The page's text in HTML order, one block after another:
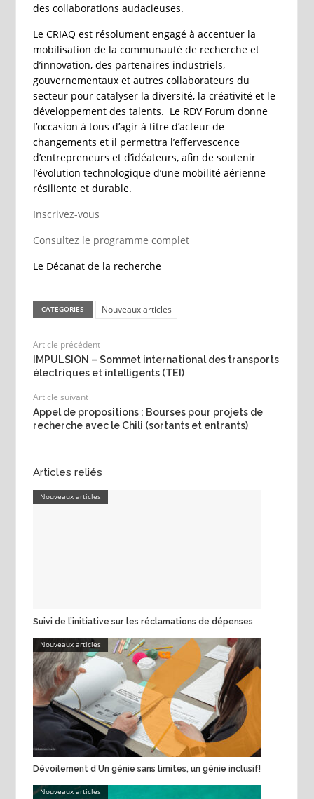
des collaborations audacieuses.
Le CRIAQ est résolument engagé à accentuer la
mobilisation de la communauté de recherche et
d’innovation, des partenaires industriels,
gouvernementaux et autres collaborateurs du
secteur pour catalyser la diversité, la créativité et le
développement des talents. Le RDV Forum donne
l’occasion à tous d’agir à titre d’acteur de
changements et il permettra l’effervescence
d’entrepreneurs et d’idéateurs, afin de soutenir
l’évolution technologique d’une mobilité aérienne
résiliente et durable.
Inscrivez-vous
Consultez le programme complet
Le Décanat de la recherche
CATEGORIES Nouveaux articles
Article précédent
IMPULSION – Sommet international des transports
électriques et intelligents (TEI)
Article suivant
Appel de propositions : Bourses pour projets de
recherche avec le Chili (sortants et entrants)
Articles reliés
Nouveaux articles
Suivi de l’initiative sur les réclamations de dépenses
Nouveaux articles
Dévoilement d’Un génie sans limites, un génie inclusif!
Nouveaux articles